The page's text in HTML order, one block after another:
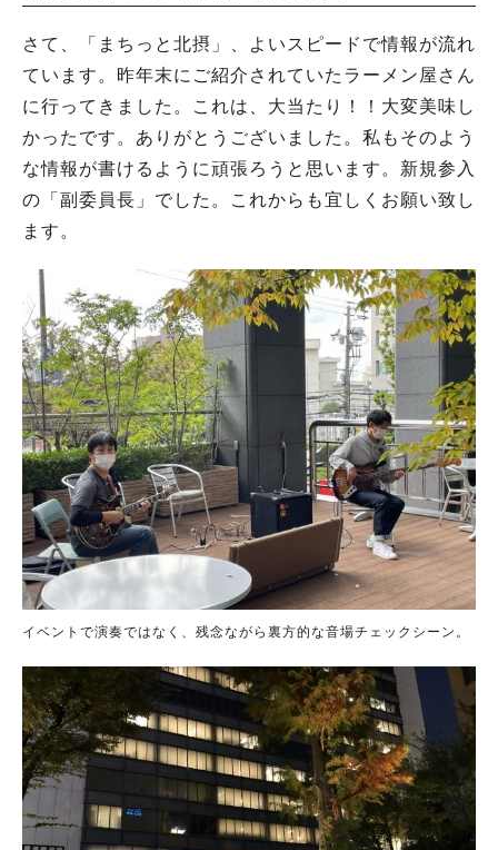
さて、「まちっと北摂」、よいスピードで情報が流れ
ています。昨年末にご紹介されていたラーメン屋さん
に行ってきました。これは、大当たり！！大変美味し
かったです。ありがとうございました。私もそのよう
な情報が書けるように頑張ろうと思います。新規参入
の「副委員長」でした。これからも宜しくお願い致し
ます。
イベントで演奏ではなく、残念ながら裏方的な音場チェックシーン。